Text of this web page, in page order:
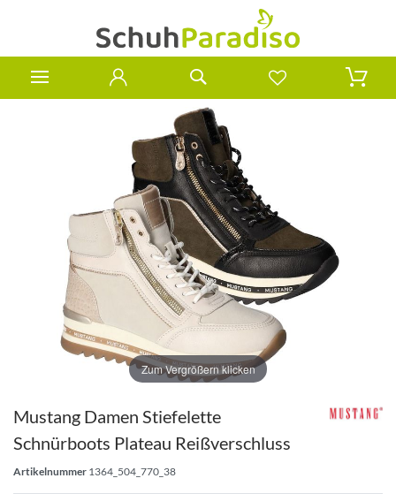
Zum Vergrößern klicken
Mustang Damen Stiefelette
Schnürboots Plateau Reißverschluss
Artikelnummer 1364_504_770_38